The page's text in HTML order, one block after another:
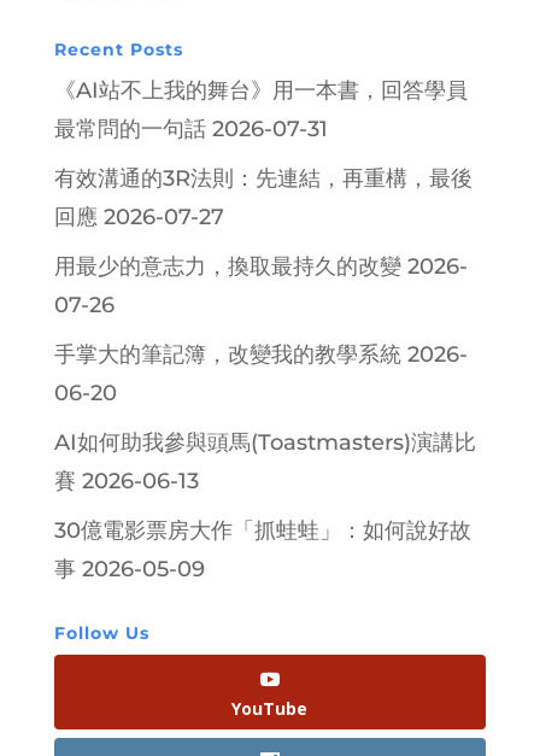
Recent Posts
《AI站不上我的舞台》用一本書，回答學員
最常問的一句話 2026-07-31
有效溝通的3R法則：先連結，再重構，最後
回應 2026-07-27
用最少的意志力，換取最持久的改變 2026-
07-26
手掌大的筆記簿，改變我的教學系統 2026-
06-20
AI如何助我參與頭馬(Toastmasters)演講比
賽 2026-06-13
30億電影票房大作「抓蛙蛙」：如何說好故
事 2026-05-09
Follow Us
YouTube